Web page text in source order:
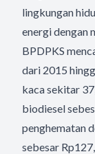
lingkungan
energi dengan
BPDPKS
dari 2015
kaca sekitar
biodiesel
penghematan
sebesar